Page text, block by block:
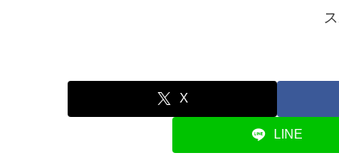
X
LINE